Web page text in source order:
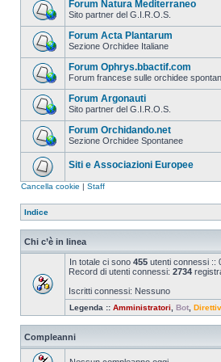
Forum Natura Mediterraneo
Sito partner del G.I.R.O.S.
Forum Acta Plantarum
Sezione Orchidee Italiane
Forum Ophrys.bbactif.com
Forum francese sulle orchidee
Forum Argonauti
Sito partner del G.I.R.O.S.
Forum Orchidando.net
Sezione Orchidee Spontanee
Siti e Associazioni Europee
Cancella cookie | Staff
Indice
Chi c’è in linea
In totale ci sono 455 utenti connessi ::
Record di utenti connessi: 2734
Iscritti connessi: Nessuno
Legenda :: Amministratori Bot
Compleanni